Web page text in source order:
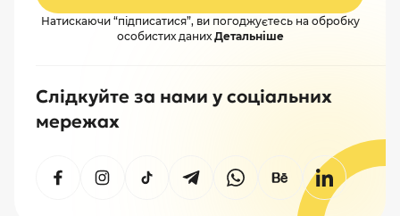
Натискаючи “підписатися”, ви погоджуєтесь на обробку
особистих данихДетальніше
Слідкуйте за нами у соціальних
мережах